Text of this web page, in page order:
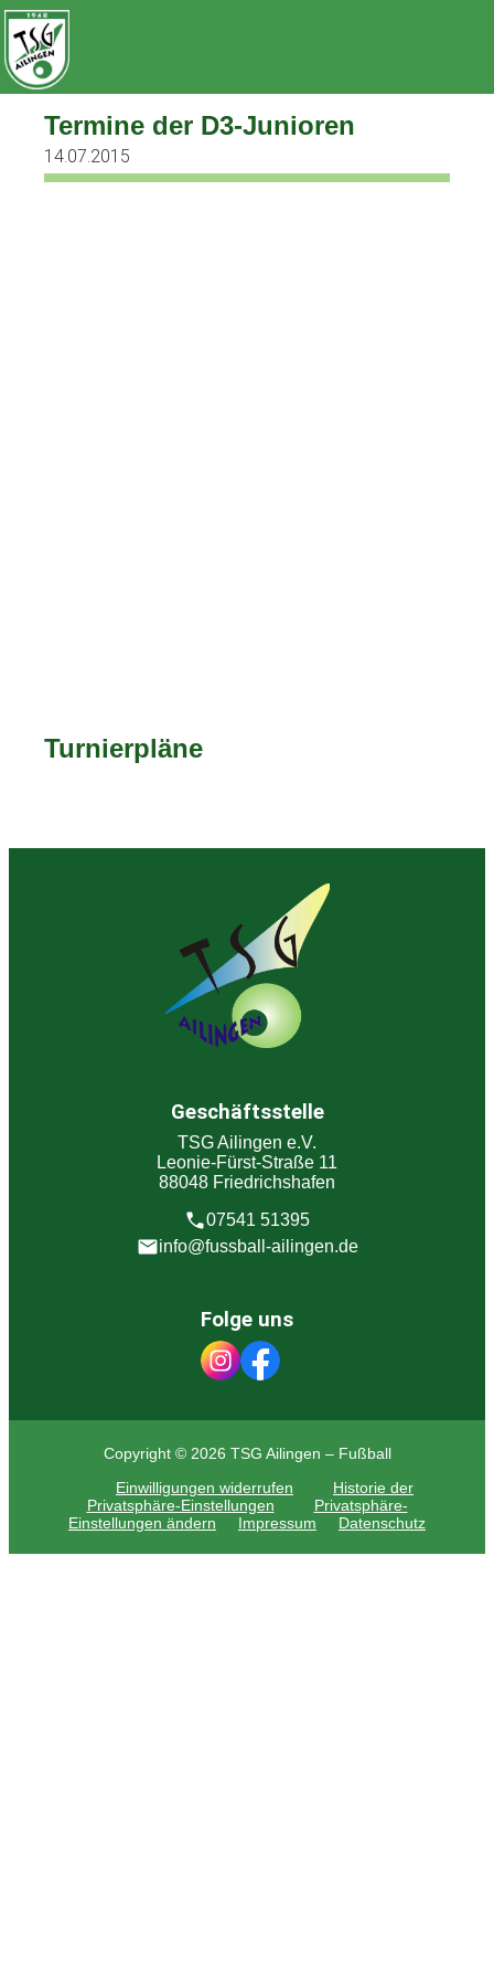
Zum
Inhalt
springen
Termine der D3-Junioren
14.07.2015
Turnierpläne
Geschäftsstelle
TSG Ailingen e.V.
Leonie-Fürst-Straße 11
88048 Friedrichshafen
07541 51395
info@fussball-ailingen.de
Folge uns
Copyright © 2026 TSG Ailingen – Fußball
Einwilligungen widerrufen
Historie der
Privatsphäre-Einstellungen
Privatsphäre-
Einstellungen ändern
Impressum Datenschutz